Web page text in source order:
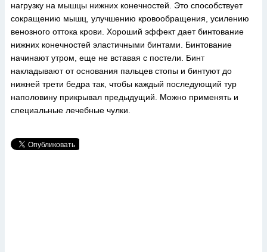
нагрузку на мышцы нижних конечностей. Это способствует
сокращению мышц, улучшению кровообращения, усилению
венозного оттока крови. Хороший эффект дает бинтование
нижних конечностей эластичными бинтами. Бинтование
начинают утром, еще не вставая с постели. Бинт
накладывают от основания пальцев стопы и бинтуют до
нижней трети бедра так, чтобы каждый последующий тур
наполовину прикрывал предыдущий. Можно применять и
специальные лечебные чулки.